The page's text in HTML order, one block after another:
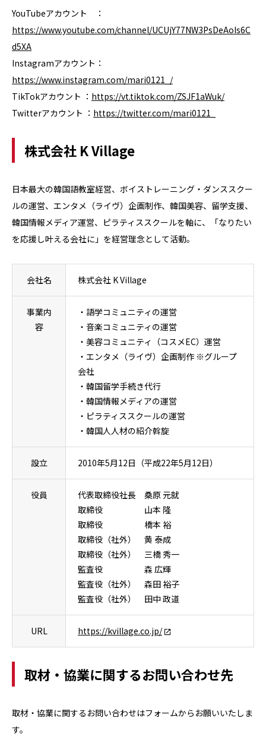
YouTubeアカウント ：
https://www.youtube.com/channel/UCUjY77NW3PsDeAoIs6C
d5XA
Instagramアカウント：
https://www.instagram.com/mari0121_/
TikTokアカウント ： https://vt.tiktok.com/ZSJF1aWuk/
Twitterアカウント ： https://twitter.com/mari0121_
株式会社 K Village
日本最大の韓国語教室経営、ボイストレーニング・ダンススクー
ルの運営、エンタメ（ライヴ）企画制作、韓国美容、留学支援、
韓国情報メディア運営、ピラティススクールを軸に、「なりたい
を応援し叶える会社に」を経営理念として活動。
会社名 株式会社 K Village
事業内
容
・語学コミュニティの運営
・音楽コミュニティの運営
・美容コミュニティ（コスメEC）運営
・エンタメ（ライヴ）企画制作 ※グループ
会社
・韓国留学手続き代行
・韓国情報メディアの運営
・ピラティススクールの運営
・韓国人人材の紹介斡旋
設立 2010年5月12日（平成22年5月12日）
役員
代表取締役社長 桑原 元就
取締役 山本 隆
取締役 橋本 裕
取締役（社外） 黄 泰成
取締役（社外） 三橋 秀一
監査役 森 広輝
監査役（社外） 森田 裕子
監査役（社外） 田中 政道
URL https://kvillage.co.jp/
取材・協業に関するお問い合わせ先
取材・協業に関するお問い合わせはフォームからお願いいたしま
す。